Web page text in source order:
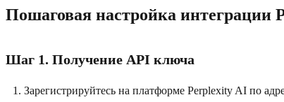
Пошаговая настройка интеграции
Шаг 1. Получение API ключа
Зарегистрируйтесь на платформе Perplexity AI по